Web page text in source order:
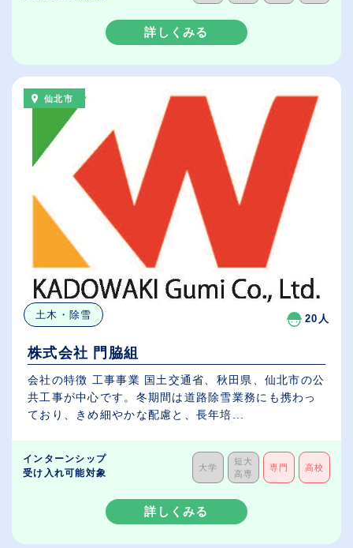
詳しくみる
仙北市
土木・除雪 20人
株式会社 門脇組
会社の特徴 工事事業 国土交通省、秋田県、仙北市の公
共工事が中心です。冬期間は道路除雪業務にも携わっ
ており、きめ細やかな配慮と、長年培...
インターンシップ
受け入れ可能対象
大学
短大
高専
専門 高校
詳しくみる